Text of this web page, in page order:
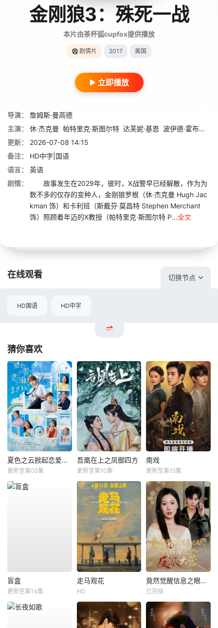
金刚狼3：殊死一战
本片由茶杯狐cupfox提供播放
剧情片 2017 美国
立即播放
导演：
詹姆斯·曼高德
主演：
休·杰克曼 帕特里克·斯图尔特 达芙妮·基恩 波伊德·霍布鲁克
更新：
2026-07-08 14:15
备注：
HD中字|国语
语言：
英语
剧情：
故事发生在2029年，彼时，X战警早已经解散，作为为
数不多的仅存的变种人，金刚狼罗根（休·杰克曼 Hugh Jac
kman 饰）和卡利班（斯戴芬·莫昌特 Stephen Merchant
饰）照顾着年迈的X教授（帕特里克·斯图尔特 P...全文
在线观看 切换节点
HD国语 HD中字
猜你喜欢
夏色之云掀起恋爱与风暴
更新至第05集
吾凰在上之凤御四方
更新至第10集
南戏
更新至第15集
盲盒
更新至第14集
走马观花
HD
竟然觉醒信息之眼，我转身进入反派大营
已完结